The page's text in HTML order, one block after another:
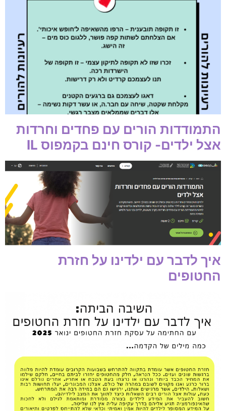
התמודדות הורים עם פחדים וחרדות
אצל ילדים- קורס חינם בקמפוס IL
איך לדבר עם ילדינו על חזרת
החטופים